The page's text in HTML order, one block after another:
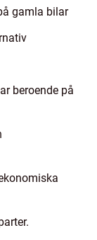
gamla bilar
beroende på